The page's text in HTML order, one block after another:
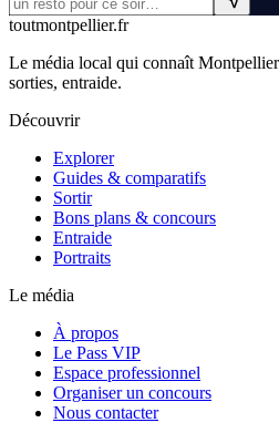
toutmontpellier.fr
Le média local qui connaît
sorties, entraide.
Découvrir
Explorer
Guides & comparatifs
Sortir
Bons plans & concours
Entraide
Portraits
Le média
À propos
Le Pass VIP
Espace professionnel
Organiser un concours
Nous contacter